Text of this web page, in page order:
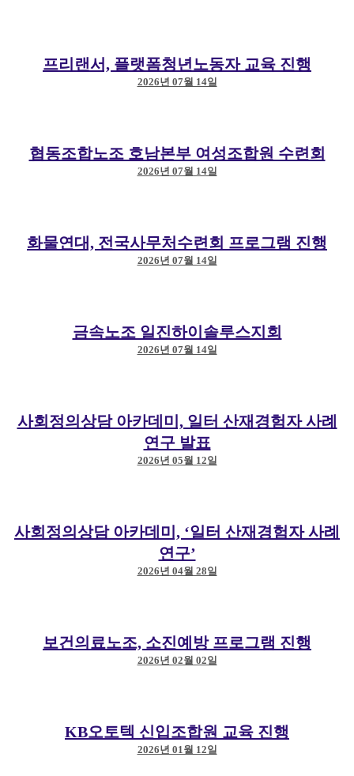
프리랜서, 플랫폼청년노동자 교육 진행
2026년 07월 14일
협동조합노조 호남본부 여성조합원 수련회
2026년 07월 14일
화물연대, 전국사무처수련회 프로그램 진행
2026년 07월 14일
금속노조 일진하이솔루스지회
2026년 07월 14일
사회정의상담 아카데미, 일터 산재경험자 사례
연구 발표
2026년 05월 12일
사회정의상담 아카데미, ‘일터 산재경험자 사례
연구’
2026년 04월 28일
보건의료노조, 소진예방 프로그램 진행
2026년 02월 02일
KB오토텍 신입조합원 교육 진행
2026년 01월 12일